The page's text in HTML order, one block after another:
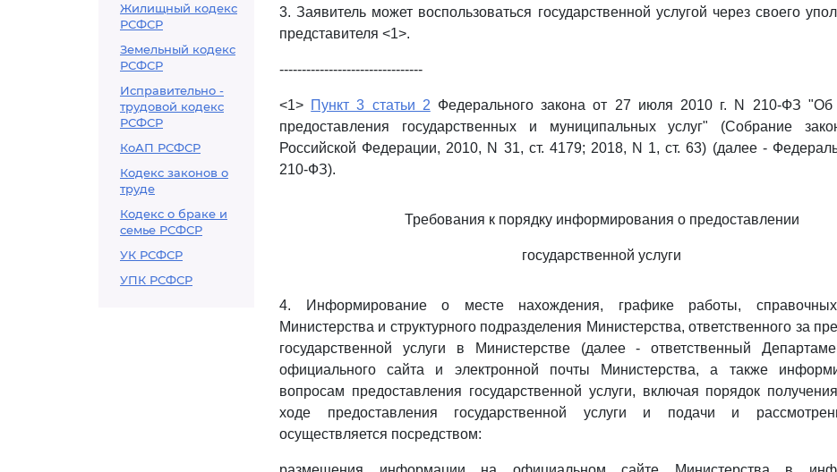
Жилищный кодекс
РСФСР
Земельный кодекс
РСФСР
Исправительно -
трудовой кодекс
РСФСР
КоАП РСФСР
Кодекс законов о
труде
Кодекс о браке и
семье РСФСР
УК РСФСР
УПК РСФСР
3. Заявитель может воспользоваться государственной услугой через своего
представителя <1>.
--------------------------------
<1> Пункт 3 статьи 2 Федерального закона от 27 июля 2010 г. N 210-ФЗ "Об
предоставления государственных и муниципальных услуг" (Собрание
Российской Федерации, 2010, N 31, ст. 4179; 2018, N 1, ст. 63) (далее -
210-ФЗ).
Требования к порядку информирования о предоставлении
государственной услуги
4. Информирование о месте нахождения, графике работы,
Министерства и структурного подразделения Министерства, ответственного за
государственной услуги в Министерстве (далее - ответственный
официального сайта и электронной почты Министерства, а также
вопросам предоставления государственной услуги, включая порядок
ходе предоставления государственной услуги и подачи и
осуществляется посредством: